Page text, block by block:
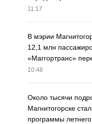
11:17
В мэрии
12,1 млн
«Маггортранс»
10:48
Около тысячи
Магнитогорске
программы летнего